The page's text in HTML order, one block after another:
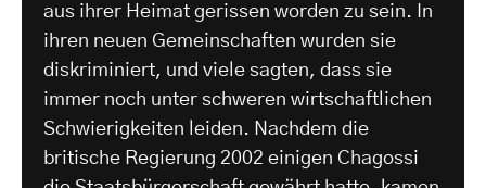
aus ihrer Heimat gerissen worden zu sein. In
ihren neuen Gemeinschaften wurden sie
diskriminiert, und viele sagten, dass sie
immer noch unter schweren wirtschaftlichen
Schwierigkeiten leiden. Nachdem die
britische Regierung 2002 einigen Chagossi